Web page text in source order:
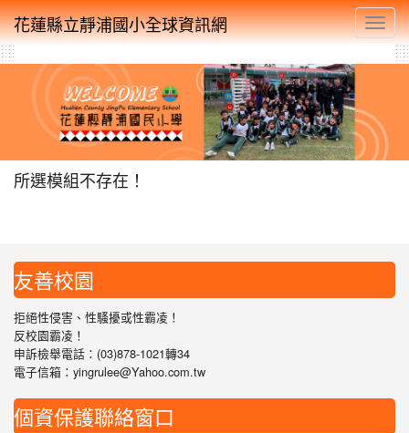
花蓮縣立靜浦國小全球資訊網
所選模組不存在！
友善校園
拒絕性侵害、性騷擾或性霸凌！
反校園霸凌！
申訴檢舉電話：(03)878-1021轉34
電子信箱：yingrulee@Yahoo.com.tw
個資保護聯絡窗口